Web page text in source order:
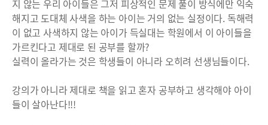
지 않는 우리 아이들은 그저 피상적인 문제 풀이 방식에만 익숙
해지고 도대체 사색을 하는 아이는 거의 없는 실정이다. 독해력
이 없고 사색하지 않는 아이가 득실대는 학원에서 이 아이들을
가르킨다고 제대로 된 공부를 할까?
실력이 올라가는 것은 학생들이 아니라 오히려 선생님들이다.
강의가 아니라 제대로 책을 읽고 혼자 공부하고 생각해야 아이
들이 살아난다!!!